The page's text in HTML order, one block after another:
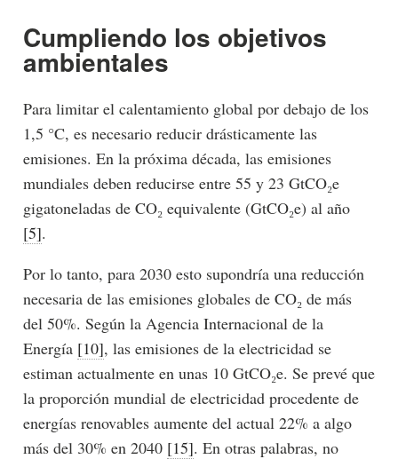
Cumpliendo los objetivos
ambientales
Para limitar el calentamiento global por debajo de los
1,5 °C, es necesario reducir drásticamente las
emisiones. En la próxima década, las emisiones
mundiales deben reducirse entre 55 y 23 GtCO₂e
gigatoneladas de CO₂ equivalente (GtCO₂e) al año
[5].
Por lo tanto, para 2030 esto supondría una reducción
necesaria de las emisiones globales de CO₂ de más
del 50%. Según la Agencia Internacional de la
Energía [10], las emisiones de la electricidad se
estiman actualmente en unas 10 GtCO₂e. Se prevé que
la proporción mundial de electricidad procedente de
energías renovables aumente del actual 22% a algo
más del 30% en 2040 [15]. En otras palabras, no